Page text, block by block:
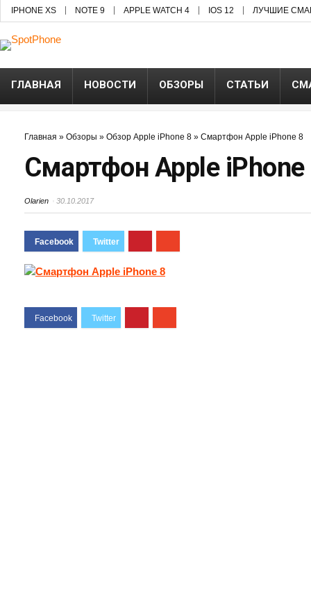
IPHONE XS NOTE 9 APPLE WATCH 4 IOS 12 ЛУЧШИЕ
ГЛАВНАЯ НОВОСТИ ОБЗОРЫ СТАТЬИ
Главная » Обзоры » Обзор Apple iPhone 8 » Смартфон Apple iPhone 8
Смартфон Apple iPhone
Olarien 30.10.2017